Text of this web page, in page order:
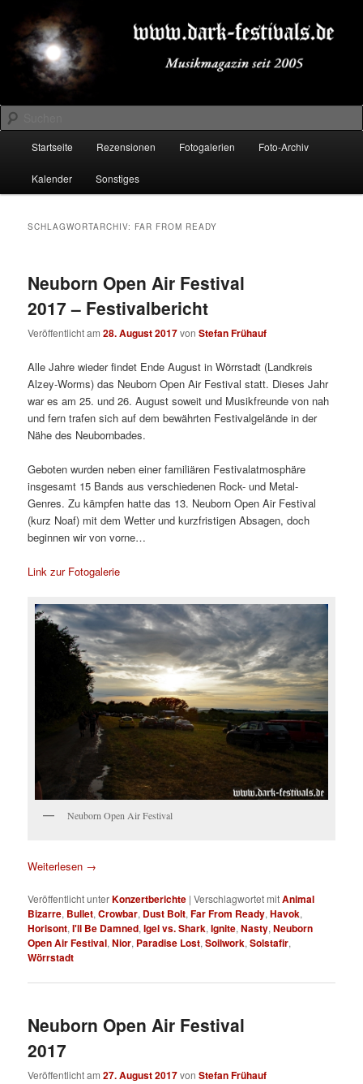
primären
Inhalt
springen
sekundären
Inhalt
springenDARK-FESTIVALS.DE
Suchen
Startseite Rezensionen Fotogalerien Foto-Archiv
Kalender Sonstiges
SCHLAGWORTARCHIV: FAR FROM READY
Neuborn Open Air Festival
2017 – Festivalbericht
Veröffentlicht am28. August 2017vonStefan Frühauf
Alle Jahre wieder findet Ende August in Wörrstadt (Landkreis
Alzey-Worms) das Neuborn Open Air Festival statt. Dieses Jahr
war es am 25. und 26. August soweit und Musikfreunde von nah
und fern trafen sich auf dem bewährten Festivalgelände in der
Nähe des Neubornbades.
Geboten wurden neben einer familiären Festivalatmosphäre
insgesamt 15 Bands aus verschiedenen Rock- und Metal-
Genres. Zu kämpfen hatte das 13. Neuborn Open Air Festival
(kurz Noaf) mit dem Wetter und kurzfristigen Absagen, doch
beginnen wir von vorne…
Link zur Fotogalerie
Neuborn Open Air Festival
Weiterlesen →
Veröffentlicht unterKonzertberichte |Verschlagwortet mitAnimal
Bizarre, Bullet,Crowbar, Dust Bolt,Far From Ready,Havok,
Horisont,I'll Be Damned,Igel vs. Shark,Ignite,Nasty,Neuborn
Open Air Festival,Nior, Paradise Lost,Soilwork,Solstafir,
Wörrstadt
Neuborn Open Air Festival
2017
Veröffentlicht am27. August 2017vonStefan Frühauf